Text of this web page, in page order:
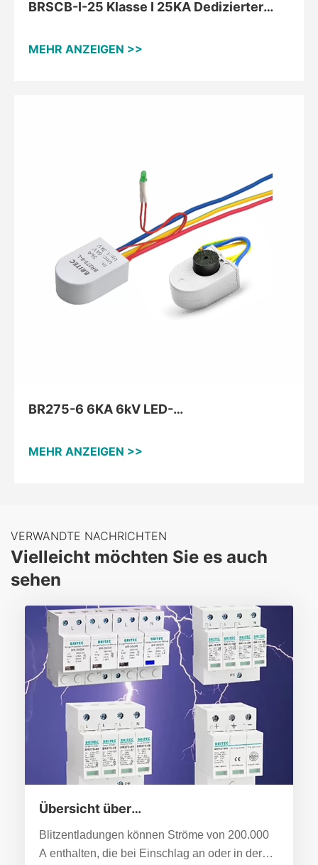
BRSCB-I-25 Klasse I 25KA Dedizierter
MEHR ANZEIGEN >>
BR275-6 6KA 6kV LED-
MEHR ANZEIGEN >>
VERWANDTE NACHRICHTEN
Vielleicht möchten Sie es auch
sehen
Übersicht über
Überspannungsschutzgeräte
Blitzentladungen können Ströme von 200.000
A enthalten, die bei Einschlag an oder in der